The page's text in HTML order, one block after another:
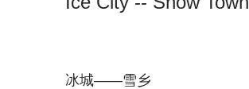
冰城——雪乡